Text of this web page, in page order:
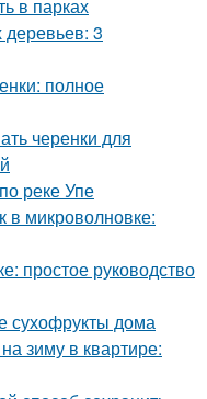
в парках
3
полное
черенки для
реке Упе
микроволновке:
простое руководство
сухофрукты дома
зиму в квартире: